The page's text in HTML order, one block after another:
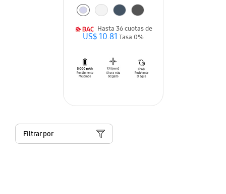
Hasta 36 cuotas de
US$ 10.81 Tasa 0%
Filtrar por